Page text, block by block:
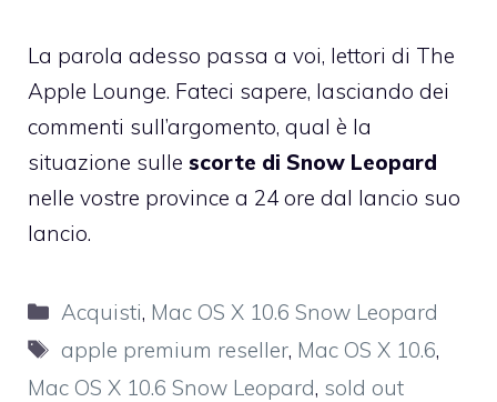
La parola adesso passa a voi, lettori di The
Apple Lounge. Fateci sapere, lasciando dei
commenti sull’argomento, qual è la
situazione sulle scorte di Snow Leopard
nelle vostre province a 24 ore dal lancio suo
lancio.
Categorie
Acquisti, Mac OS X 10.6 Snow Leopard
Tag
apple premium reseller, Mac OS X 10.6,
Mac OS X 10.6 Snow Leopard, sold out